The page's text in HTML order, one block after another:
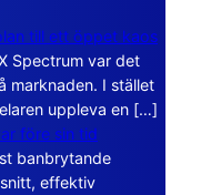
till ett öppet kaos
Spectrum var det
marknaden. I stället
uppleva en […]
före sin tid
banbrytande
effektiv